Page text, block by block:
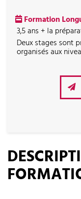
Formation
3,5 ans + la
Deux stages sont
organisés aux